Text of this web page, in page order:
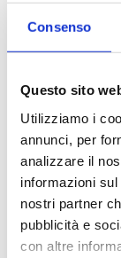
Consenso
Questo sito
Utilizziamo i
annunci, per
analizzare il
informazioni
nostri partner
pubblicità e
con altre
+39
Milano,